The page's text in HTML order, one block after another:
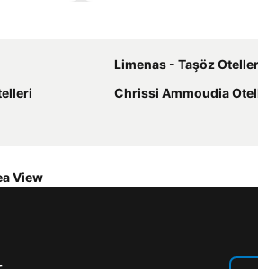
Limenas - Taşöz
Chrissi Ammoudia
View